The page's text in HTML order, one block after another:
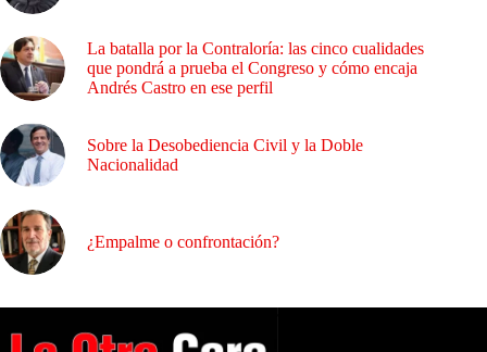
La batalla por la Contraloría: las cinco cualidades
que pondrá a prueba el Congreso y cómo encaja
Andrés Castro en ese perfil
Sobre la Desobediencia Civil y la Doble
Nacionalidad
¿Empalme o confrontación?